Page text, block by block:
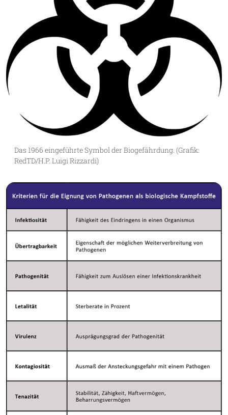
Das 1966 eingeführte Symbol der Biogefährdung. (Grafik:
RedTD/H.P. Luigi Rizzardi)